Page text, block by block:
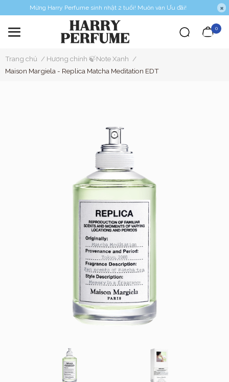
Mừng Harry Perfume sinh nhật 2 tuổi! Muôn vàn Ưu đãi!
0
Trang chủ / Hương chính 🍃Note Xanh /
Maison Margiela - Replica Matcha Meditation EDT